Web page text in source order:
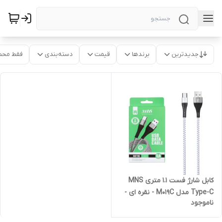
جدیدترین برندها قیمت دسته‌بندی فقط
کابل شارژ فست 1.1 متری MNS
Type-C مدل M019C - نقره ای -
SMO
ناموجود